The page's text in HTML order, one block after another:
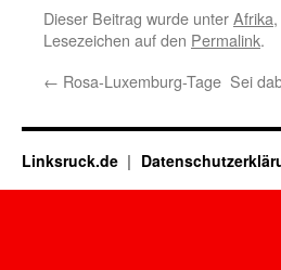
Dieser Beitrag wurde unterAfrika,
Lesezeichen auf den Permalink.
← Rosa-Luxemburg-Tage  Sei
Linksruck.de